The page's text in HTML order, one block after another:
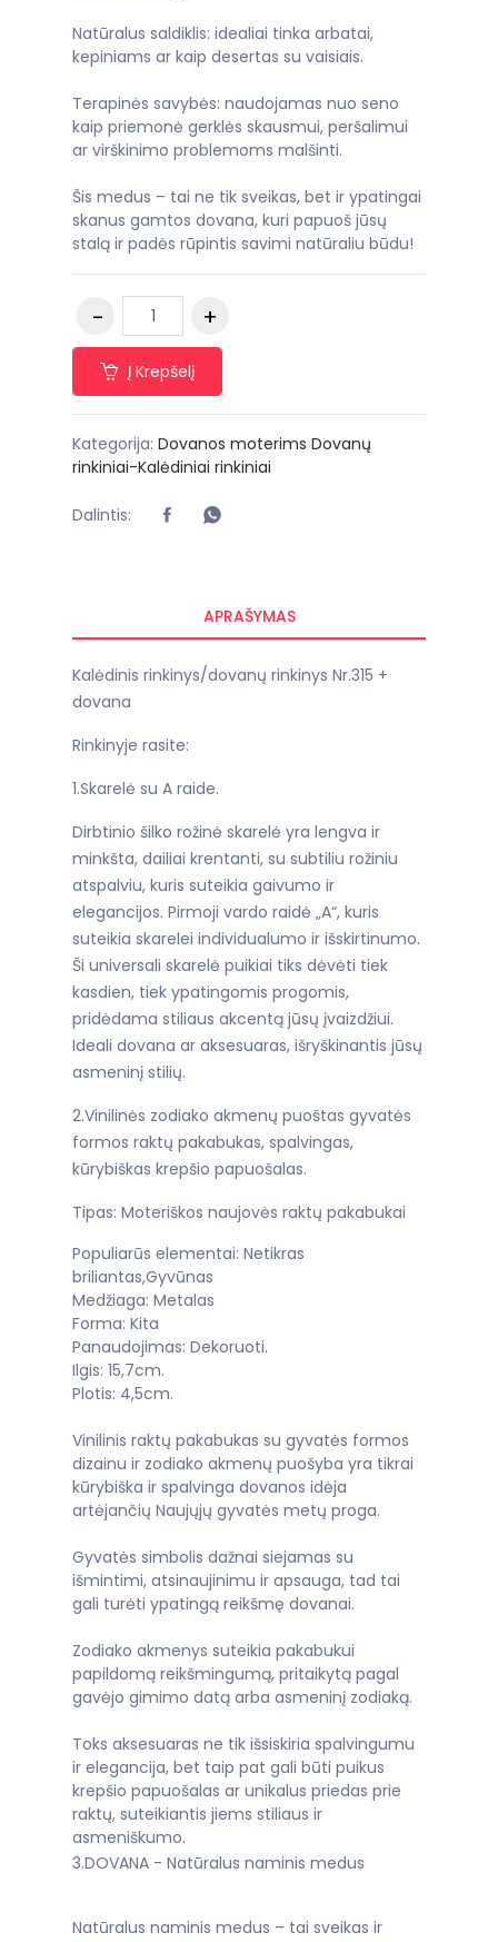
Natūralus saldiklis: idealiai tinka arbatai,
kepiniams ar kaip desertas su vaisiais.
Terapinės savybės: naudojamas nuo seno
kaip priemonė gerklės skausmui, peršalimui
ar virškinimo problemoms malšinti.
Šis medus – tai ne tik sveikas, bet ir ypatingai
skanus gamtos dovana, kuri papuoš jūsų
stalą ir padės rūpintis savimi natūraliu būdu!
Į Krepšelį
Kategorija: Dovanos moterims Dovanų
rinkiniai-Kalėdiniai rinkiniai
Dalintis:
APRAŠYMAS
Kalėdinis rinkinys/dovanų rinkinys Nr.315 +
dovana
Rinkinyje rasite:
1.Skarelė su A raide.
Dirbtinio šilko rožinė skarelė yra lengva ir
minkšta, dailiai krentanti, su subtiliu rožiniu
atspalviu, kuris suteikia gaivumo ir
elegancijos. Pirmoji vardo raidė „A“, kuris
suteikia skarelei individualumo ir išskirtinumo.
Ši universali skarelė puikiai tiks dėvėti tiek
kasdien, tiek ypatingomis progomis,
pridėdama stiliaus akcentą jūsų įvaizdžiui.
Ideali dovana ar aksesuaras, išryškinantis jūsų
asmeninį stilių.
2.Vinilinės zodiako akmenų puoštas gyvatės
formos raktų pakabukas, spalvingas,
kūrybiškas krepšio papuošalas.
Tipas: Moteriškos naujovės raktų pakabukai
Populiarūs elementai: Netikras
briliantas,Gyvūnas
Medžiaga: Metalas
Forma: Kita
Panaudojimas: Dekoruoti.
Ilgis: 15,7cm.
Plotis: 4,5cm.
Vinilinis raktų pakabukas su gyvatės formos
dizainu ir zodiako akmenų puošyba yra tikrai
kūrybiška ir spalvinga dovanos idėja
artėjančių Naujųjų gyvatės metų proga.
Gyvatės simbolis dažnai siejamas su
išmintimi, atsinaujinimu ir apsauga, tad tai
gali turėti ypatingą reikšmę dovanai.
Zodiako akmenys suteikia pakabukui
papildomą reikšmingumą, pritaikytą pagal
gavėjo gimimo datą arba asmeninį zodiaką.
Toks aksesuaras ne tik išsiskiria spalvingumu
ir elegancija, bet taip pat gali būti puikus
krepšio papuošalas ar unikalus priedas prie
raktų, suteikiantis jiems stiliaus ir
asmeniškumo.
3.DOVANA - Natūralus naminis medus
Natūralus naminis medus – tai sveikas ir